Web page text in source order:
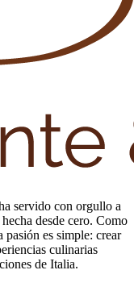
servido con orgullo a
desde cero. Como
pasión es simple: crear
culinarias
de Italia.